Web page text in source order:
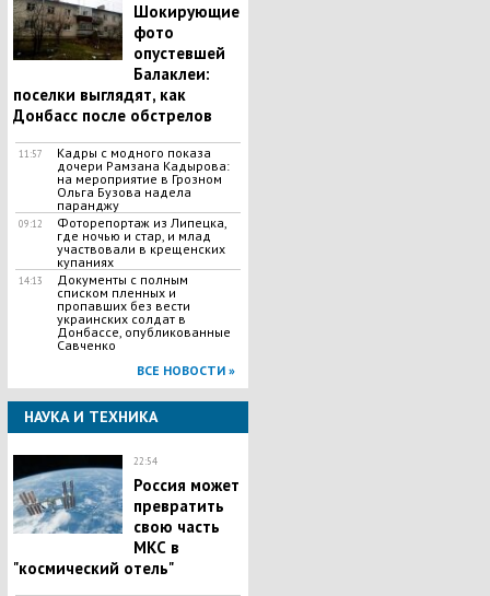
Шокирующие
фото
опустевшей
Балаклеи:
поселки выглядят, как
Донбасс после обстрелов
11:57
Кадры с модного показа
дочери Рамзана Кадырова:
на мероприятие в Грозном
Ольга Бузова надела
паранджу
09:12
Фоторепортаж из Липецка,
где ночью и стар, и млад
участвовали в крещенских
купаниях
14:13
Документы с полным
списком пленных и
пропавших без вести
украинских солдат в
Донбассе, опубликованные
Савченко
ВСЕ НОВОСТИ »
НАУКА И ТЕХНИКА
22:54
Россия может
превратить
свою часть
МКС в
"космический отель"